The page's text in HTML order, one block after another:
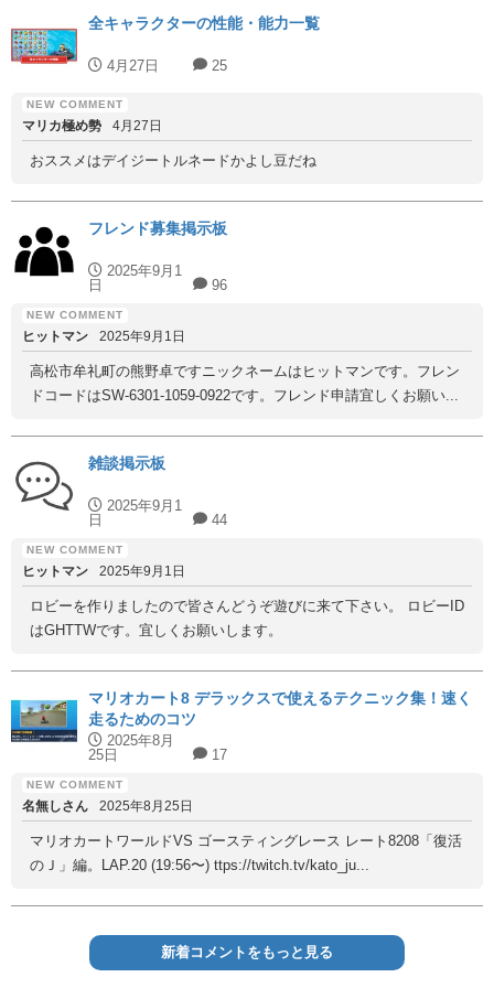
全キャラクターの性能・能力一覧
4月27日 25
マリカ極め勢 4月27日
おススメはデイジートルネードかよし豆だね
フレンド募集掲示板
2025年9月1
日
96
ヒットマン 2025年9月1日
高松市牟礼町の熊野卓ですニックネームはヒットマンです。フレン
ドコードはSW-6301-1059-0922です。フレンド申請宜しくお願い...
雑談掲示板
2025年9月1
日
44
ヒットマン 2025年9月1日
ロビーを作りましたので皆さんどうぞ遊びに来て下さい。 ロビーID
はGHTTWです。宜しくお願いします。
マリオカート8 デラックスで使えるテクニック集！速く
走るためのコツ
2025年8月
25日
17
名無しさん 2025年8月25日
マリオカートワールドVS ゴースティングレース レート8208「復活
のＪ」編。LAP.20 (19:56〜) ttps://twitch.tv/kato_ju...
新着コメントをもっと見る